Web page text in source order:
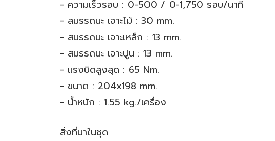
- ความเร็วรอบ : 0-500 / 0-1,750 รอบ/นาที
- สมรรถนะ เจาะไม้ : 30 mm.
- สมรรถนะ เจาะเหล็ก : 13 mm.
- สมรรถนะ เจาะปูน : 13 mm.
- แรงบิดสูงสุด : 65 Nm.
- ขนาด : 204x198 mm.
- น้ำหนัก : 1.55 kg./เครื่อง
สิ่งที่มาในชุด